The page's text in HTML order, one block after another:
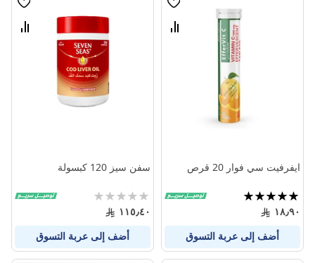
قائمة
قارن
ايفرفيت سي فوار 20 قرص
تقييم:
100%
١٨٫٩٠
أضف إلى عربة التسوق
قائمة
قارن
سفن سيز 120 كبسولة
Rating:
0%
١١٥٫٤٠
أضف إلى عربة التسوق